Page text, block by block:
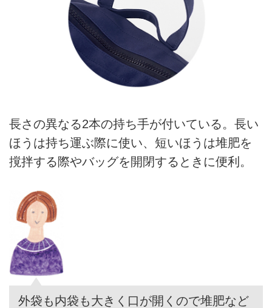
長さの異なる2本の持ち手が付いている。長い
ほうは持ち運ぶ際に使い、短いほうは堆肥を
撹拌する際やバッグを開閉するときに便利。
外袋も内袋も大きく口が開くので堆肥など